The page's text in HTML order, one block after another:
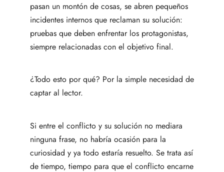
pasan un montón de cosas, se abren pequeños
incidentes internos que reclaman su solución:
pruebas que deben enfrentar los protagonistas,
siempre relacionadas con el objetivo final.
¿Todo esto por qué? Por la simple necesidad de
captar al lector.
Si entre el conflicto y su solución no mediara
ninguna frase, no habría ocasión para la
curiosidad y ya todo estaría resuelto. Se trata así
de tiempo, tiempo para que el conflicto encarne